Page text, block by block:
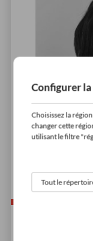
Configurer
Choisissez la
changer cette
utilisant le filtre